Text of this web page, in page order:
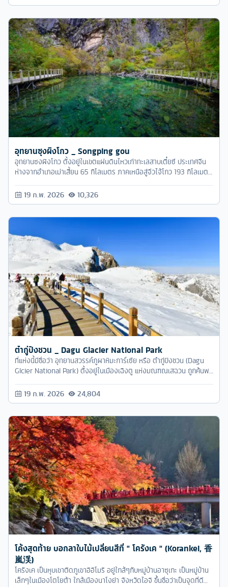
อุทยานซุงผิงโกว _ Songping gou
อุทยานซงผิงโกว ตั้งอยู่ในเขตแผ่นดินไหวเก่าทะเลสาบเตี๋ยซี ประเทศจีน
ห่างจากอำเภอเม่าเสี้ยน 65 กิโลเมตร ภาคเหนือสู่จิ่วไจ้โกว 193 กิโลเมตร
19 ก.พ. 2026 10,326
ต๋ากู่ปิงชวน _ Dagu Glacier National Park
ที่แห่งนี้มีชื่อว่า อุทยานสวรรค์ภูผาหิมะการ์เซีย หรือ ต๋ากู่ปิงชวน (Dagu
Glcier National Park) ตั้งอยู่ในเมืองเฉิงตู แห่งมณฑณเสฉวน ถูกค้นพบ
19 ก.พ. 2026 24,804
โค้งสุดท้าย บอกลาใบไม้เปลี่ยนสีที่ " โครังเค " (Korankei, 香
嵐渓)
โครังเค เป็นหุบเขาติดภูเขาอิอิโมริ อยู่ใกล้ๆกับหมู่บ้านอาซุเกะ เป็นหมู่บ้าน
เล็กๆในเมืองโตโยต้า ใกล้เมืองนาโงย่า จังหวัดไอจิ ขึ้นชื่อว่าเป็นจุดที่ดี